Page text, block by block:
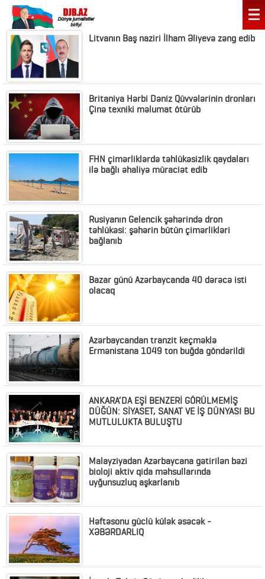
Litvanın Baş naziri İlham Əliyevə zəng edib
Britaniya Hərbi Dəniz Qüvvələrinin dronları
Çinə texniki məlumat ötürüb
FHN çimərliklərdə təhlükəsizlik qaydaları
ilə bağlı əhaliyə müraciət edib
Rusiyanın Gelencik şəhərində dron
təhlükəsi: şəhərin bütün çimərlikləri
bağlanıb
Bazar günü Azərbaycanda 40 dərəcə isti
olacaq
Azərbaycandan tranzit keçməklə
Ermənistana 1049 ton buğda göndərildi
ANKARA’DA EŞİ BENZERİ GÖRÜLMEMİŞ
DÜĞÜN: SİYASET, SANAT VE İŞ DÜNYASI BU
MUTLULUKTA BULUŞTU
Malayziyadan Azərbaycana gətirilən bəzi
bioloji aktiv qida məhsullarında
uyğunsuzluq aşkarlanıb
Həftəsonu güclü külək əsəcək -
XƏBƏRDARLIQ